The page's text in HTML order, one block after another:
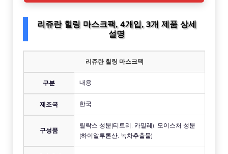
리쥬란 힐링 마스크팩, 4개입, 3개 제품 상세
설명
리쥬란 힐링 마스크팩
구분 내용
제조국 한국
구성품
릴락스 성분(티트리, 카밀레), 모이스처 성분
(하이알루론산, 녹차추출물)